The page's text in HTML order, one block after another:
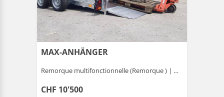
MAX-ANHÄNGER
Remorque multifonctionnelle (Remorque ) |
CHF 10'500